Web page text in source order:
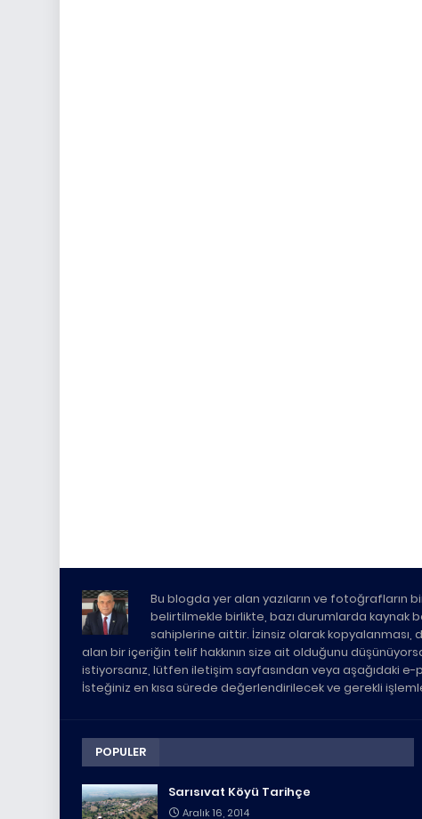
Bu blogda yer alan yazıların ve fotoğrafların
belirtilmekle birlikte, bazı durumlarda kaynak
sahiplerine aittir. İzinsiz olarak kopyalanması,
alan bir içeriğin telif hakkının size ait olduğunu
istiyorsanız, lütfen iletişim sayfasından veya aşağıdaki
İsteğiniz en kısa sürede değerlendirilecek ve gerekli
POPULER
Sarısıvat Köyü Tarihçe
Aralık 16, 2014